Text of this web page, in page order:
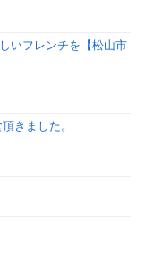
いフレンチを【松山市
きました。